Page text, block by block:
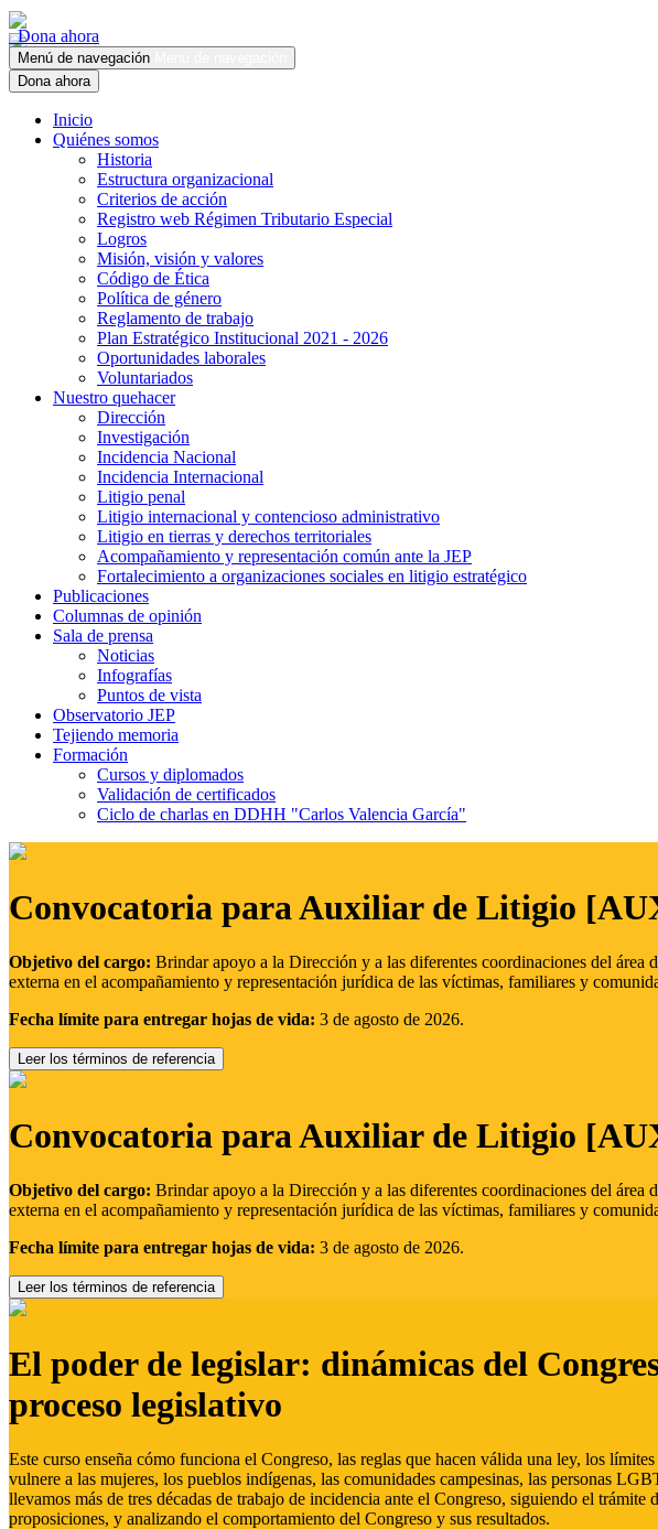
Dona ahora
Menú de navegación
Dona ahora
Inicio
Quiénes somos
Historia
Estructura organizacional
Criterios de acción
Registro web Régimen Tributario Especial
Logros
Misión, visión y valores
Código de Ética
Política de género
Reglamento de trabajo
Plan Estratégico Institucional 2021 - 2026
Oportunidades laborales
Voluntariados
Nuestro quehacer
Dirección
Investigación
Incidencia Nacional
Incidencia Internacional
Litigio penal
Litigio internacional y contencioso administrativo
Litigio en tierras y derechos territoriales
Acompañamiento y representación común ante la JEP
Fortalecimiento a organizaciones sociales en litigio estratégico
Publicaciones
Columnas de opinión
Sala de prensa
Noticias
Infografías
Puntos de vista
Observatorio JEP
Tejiendo memoria
Formación
Cursos y diplomados
Validación de certificados
Ciclo de charlas en DDHH "Carlos Valencia García"
Convocatoria para Auxiliar de Litigio
Objetivo del cargo: Brindar apoyo a la Dirección y a las diferentes coordinaciones del
externa en el acompañamiento y representación jurídica de las víctimas, familiares y
Fecha límite para entregar hojas de vida: 3 de agosto de 2026.
Leer los términos de referencia
Convocatoria para Auxiliar de Litigio
Objetivo del cargo: Brindar apoyo a la Dirección y a las diferentes coordinaciones del
externa en el acompañamiento y representación jurídica de las víctimas, familiares y
Fecha límite para entregar hojas de vida: 3 de agosto de 2026.
Leer los términos de referencia
El poder de legislar: dinámicas del
proceso legislativo
Este curso enseña cómo funciona el Congreso, las reglas que hacen válida una ley, los
vulnere a las mujeres, los pueblos indígenas, las comunidades campesinas, las personas
llevamos más de tres décadas de trabajo de incidencia ante el Congreso, siguiendo el
proposiciones, y analizando el comportamiento del Congreso y sus resultados.